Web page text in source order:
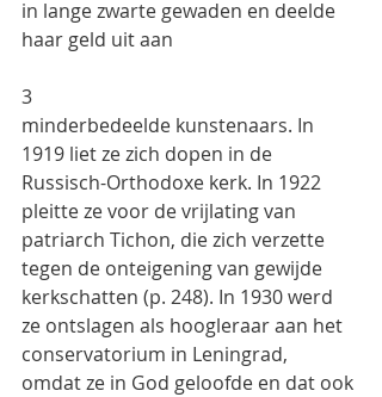
in lange zwarte gewaden en deelde
haar geld uit aan
3
minderbedeelde kunstenaars. In
1919 liet ze zich dopen in de
Russisch-Orthodoxe kerk. In 1922
pleitte ze voor de vrijlating van
patriarch Tichon, die zich verzette
tegen de onteigening van gewijde
kerkschatten (p. 248). In 1930 werd
ze ontslagen als hoogleraar aan het
conservatorium in Leningrad,
omdat ze in God geloofde en dat ook